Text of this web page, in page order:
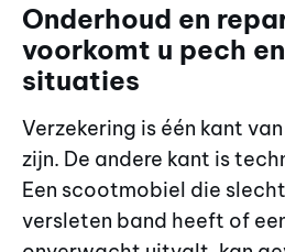
Onderhoud en
voorkomt u pech
situaties
Verzekering is één kant
zijn. De andere kant is
Een scootmobiel die
versleten band heeft of